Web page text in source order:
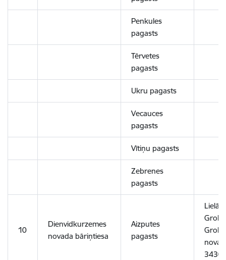
Penkules
pagasts
Tērvetes
pagasts
Ukru pagasts
Vecauces
pagasts
Vītiņu pagasts
Zebrenes
pagasts
10
Dienvidkurzemes
novada bāriņtiesa
Aizputes
pagasts
Lielā
3430